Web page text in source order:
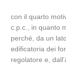
con il quarto
c.p.c., in quanto
perché, da un
edificatoria dei
regolatore e,